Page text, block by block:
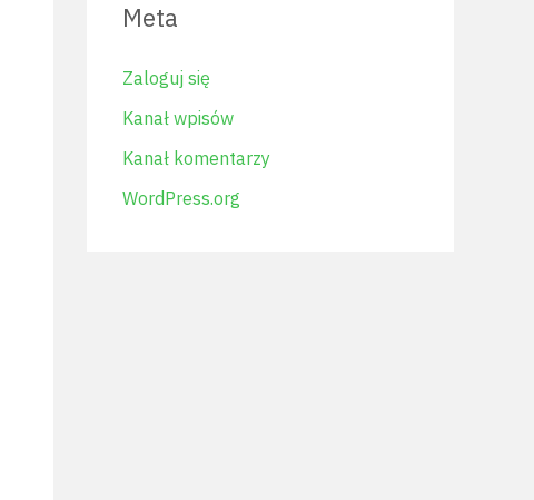
Meta
Zaloguj się
Kanał wpisów
Kanał komentarzy
WordPress.org